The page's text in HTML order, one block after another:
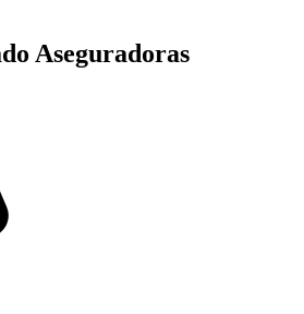
Aseguradoras